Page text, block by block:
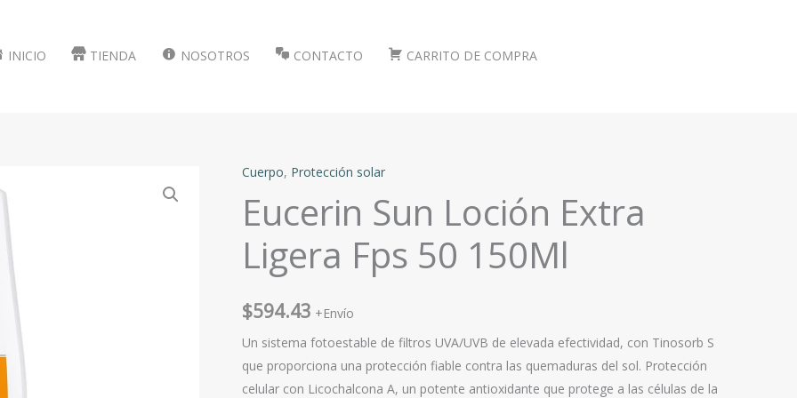
INICIO TIENDA NOSOTROS CONTACTO CARRITO DE COMPRA
Cuerpo, Protección solar
Eucerin Sun Loción Extra
Ligera Fps 50 150Ml
$594.43 +Envío
Un sistema fotoestable de filtros UVA/UVB de elevada efectividad, con Tinosorb S
que proporciona una protección fiable contra las quemaduras del sol. Protección
celular con Licochalcona A, un potente antioxidante que protege a las células de la